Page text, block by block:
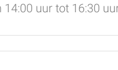
uur tot 16:30